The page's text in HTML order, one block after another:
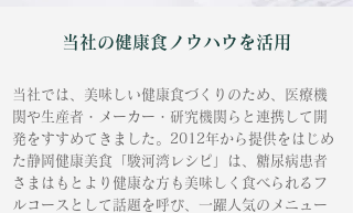
当社の健康食ノウハウを活用
当社では、美味しい健康食づくりのため、医療機
関や生産者・メーカー・研究機関らと連携して開
発をすすめてきました。2012年から提供をはじめ
た静岡健康美食「駿河湾レシピ」は、糖尿病患者
さまはもとより健康な方も美味しく食べられるフ
ルコースとして話題を呼び、一躍人気のメニュー